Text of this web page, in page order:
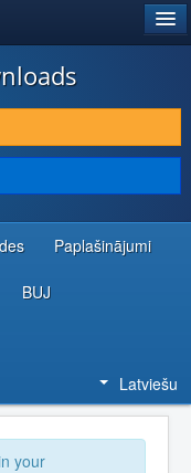
Paplašinājumi
BUJ
Latviešu
your